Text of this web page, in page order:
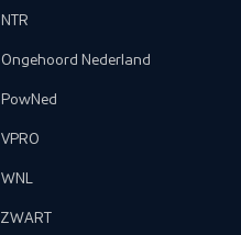
NTR
Ongehoord Nederland
PowNed
VPRO
WNL
ZWART